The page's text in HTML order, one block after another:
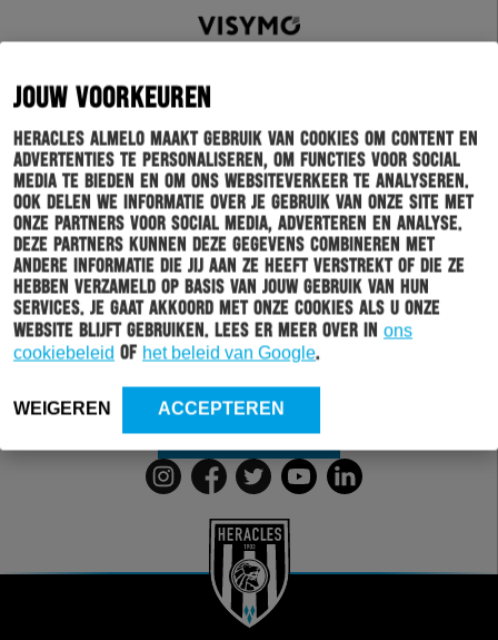
JOUW VOORKEUREN
Heracles Almelo maakt gebruik van cookies om content en
advertenties te personaliseren, om functies voor social
media te bieden en om ons websiteverkeer te analyseren.
Ook delen we informatie over je gebruik van onze site met
onze partners voor social media, adverteren en analyse.
Deze partners kunnen deze gegevens combineren met
andere informatie die jij aan ze heeft verstrekt of die ze
hebben verzameld op basis van jouw gebruik van hun
services. Je gaat akkoord met onze cookies als u onze
website blijft gebruiken. Lees er meer over in ons
cookiebeleid of het beleid van Google.
WEIGEREN ACCEPTEREN
Schrijf je in voor onze nieuwsbrief
Wil jij altijd en overal op de hoogte gehouden worden
van al het clubnieuws? Schrijf je dan in voor de
nieuwsbrief van Heracles Almelo. Doordat je zelf aan
kan geven welk nieuws jij van ons wil ontvangen,
INSCHRIJVEN